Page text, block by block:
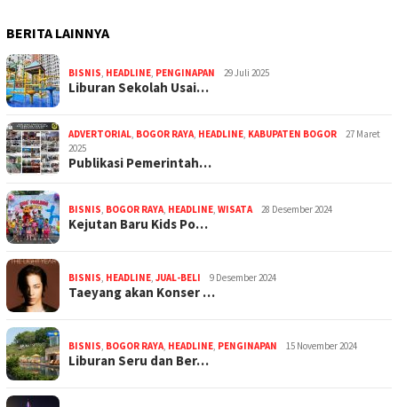
BERITA LAINNYA
BISNIS, HEADLINE, PENGINAPAN 29 Juli 2025
Liburan Sekolah Usai…
ADVERTORIAL, BOGOR RAYA, HEADLINE, KABUPATEN BOGOR
27 Maret
2025
Publikasi Pemerintah…
BISNIS, BOGOR RAYA, HEADLINE, WISATA 28 Desember 2024
Kejutan Baru Kids Po…
BISNIS, HEADLINE, JUAL-BELI 9 Desember 2024
Taeyang akan Konser …
BISNIS, BOGOR RAYA, HEADLINE, PENGINAPAN 15 November 2024
Liburan Seru dan Ber…